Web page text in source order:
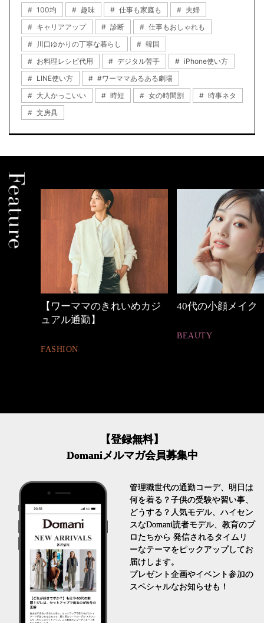
100均 趣味 仕事も家庭も
夫婦
キャリアアップ
診断
仕事もおしゃれも
川口ゆかりの丁寧な暮らし
韓国
お料理レシピ代用
デジタル苦手
iPhone使い方
LINE使い方
#ワーママあるある劇場
大人かっこいい
時短 女の時間割
時事ネタ
文房具
40代の小顔メイク
心地よくいられる
【登録無料】
Domaniメルマガ会員募集中
管理職世代の通勤コーデ、明日は
何を着る？子供の受験や習い事、
どうする？人気モデル、ハイセン
スなDomani読者モデル、教育のプ
ロたちから 発信されるタイムリ
ーなテーマをピックアップしてお
届けします。
プレゼント企画やイベント参加の
スペシャルなお知らせも！